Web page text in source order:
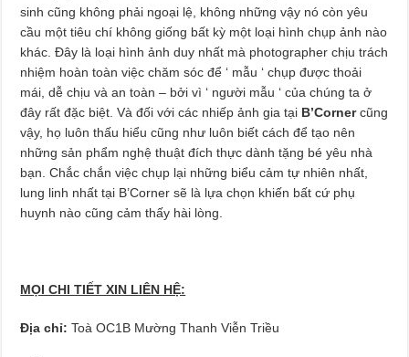
sinh cũng không phải ngoại lệ, không những vậy nó còn yêu
cầu một tiêu chí không giống bất kỳ một loại hình chụp ảnh nào
khác. Đây là loại hình ảnh duy nhất mà photographer chịu trách
nhiệm hoàn toàn việc chăm sóc để ‘ mẫu ‘ chụp được thoải
mái, dễ chịu và an toàn – bởi vì ‘ người mẫu ‘ của chúng ta ở
đây rất đặc biệt. Và đối với các nhiếp ảnh gia tại B’Cornercũng
vậy, họ luôn thấu hiểu cũng như luôn biết cách để tạo nên
những sản phẩm nghệ thuật đích thực dành tặng bé yêu nhà
bạn. Chắc chắn việc chụp lại những biểu cảm tự nhiên nhất,
lung linh nhất tại B’Corner sẽ là lựa chọn khiến bất cứ phụ
huynh nào cũng cảm thấy hài lòng.
MỌI CHI TIẾT XIN LIÊN HỆ:
Địa chỉ:Toà OC1B Mường Thanh Viễn Triều